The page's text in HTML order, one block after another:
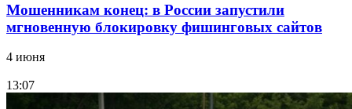
Мошенникам конец: в России запустили
мгновенную блокировку фишинговых сайтов
4 июня
13:07